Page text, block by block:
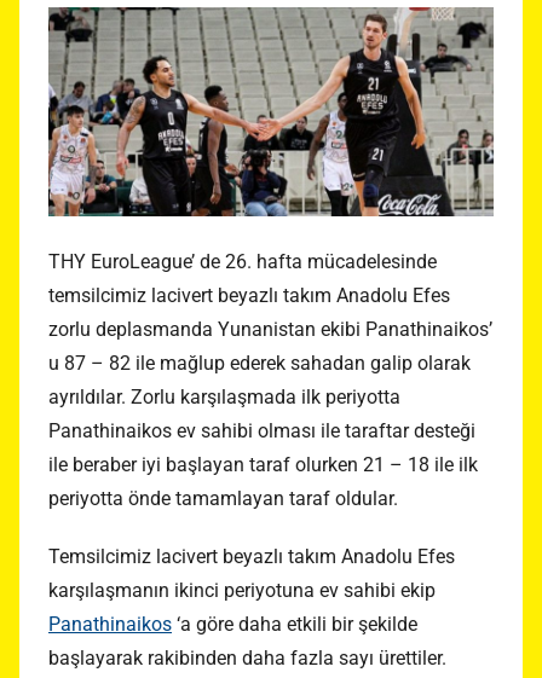
THY EuroLeague’ de 26. hafta mücadelesinde
temsilcimiz lacivert beyazlı takım Anadolu Efes
zorlu deplasmanda Yunanistan ekibi Panathinaikos’
u 87 – 82 ile mağlup ederek sahadan galip olarak
ayrıldılar. Zorlu karşılaşmada ilk periyotta
Panathinaikos ev sahibi olması ile taraftar desteği
ile beraber iyi başlayan taraf olurken 21 – 18 ile ilk
periyotta önde tamamlayan taraf oldular.
Temsilcimiz lacivert beyazlı takım Anadolu Efes
karşılaşmanın ikinci periyotuna ev sahibi ekip
Panathinaikos ‘a göre daha etkili bir şekilde
başlayarak rakibinden daha fazla sayı ürettiler.